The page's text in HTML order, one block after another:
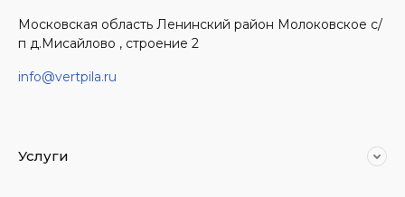
Московская область Ленинский район Молоковское с/
п д.Мисайлово , строение 2
info@vertpila.ru
Услуги